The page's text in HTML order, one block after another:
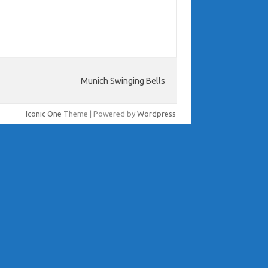
Munich Swinging Bells
Iconic One Theme | Powered by Wordpress